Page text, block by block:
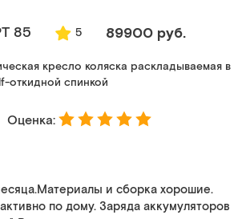
85 5 89900 руб.
кресло коляска раскладываемая в
откидной спинкой
Оценка:
и сборка хорошие.
по дому. Заряда аккумуляторов